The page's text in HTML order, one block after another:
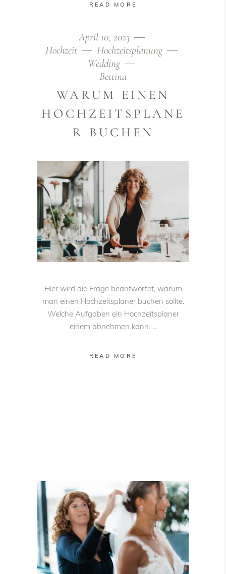
READ MORE
April 10, 2023
Hochzeit
Hochzeitsplanung
Wedding
Bettina
WARUM EINEN
HOCHZEITSPLANE
R BUCHEN
Hier wird die Frage beantwortet, warum
man einen Hochzeitsplaner buchen sollte.
Welche Aufgaben ein Hochzeitsplaner
einem abnehmen kann.
READ MORE